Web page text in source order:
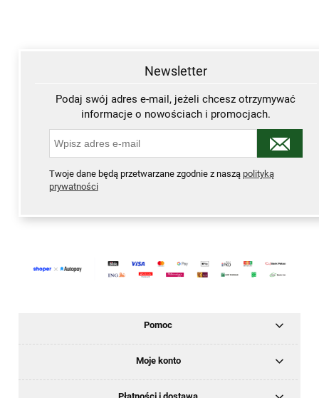
Newsletter
Podaj swój adres e-mail, jeżeli chcesz otrzymywać
informacje o nowościach i promocjach.
Twoje dane będą przetwarzane zgodnie z naszą polityką
prywatności
Pomoc
Moje konto